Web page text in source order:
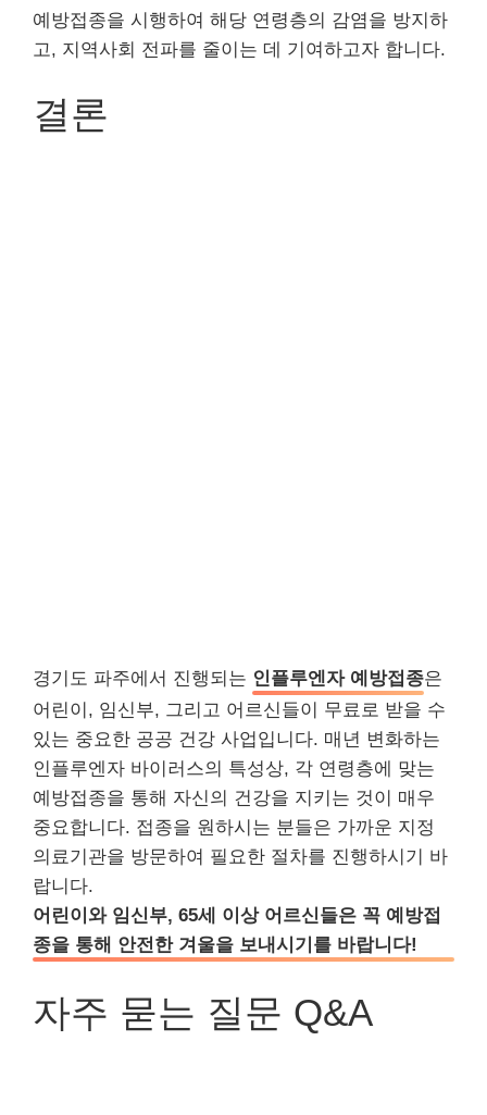
예방접종을 시행하여 해당 연령층의 감염을 방지하
고, 지역사회 전파를 줄이는 데 기여하고자 합니다.
결론
경기도 파주에서 진행되는 인플루엔자 예방접종은
어린이, 임신부, 그리고 어르신들이 무료로 받을 수
있는 중요한 공공 건강 사업입니다. 매년 변화하는
인플루엔자 바이러스의 특성상, 각 연령층에 맞는
예방접종을 통해 자신의 건강을 지키는 것이 매우
중요합니다. 접종을 원하시는 분들은 가까운 지정
의료기관을 방문하여 필요한 절차를 진행하시기 바
랍니다.
어린이와 임신부, 65세 이상 어르신들은 꼭 예방접
종을 통해 안전한 겨울을 보내시기를 바랍니다!
자주 묻는 질문 Q&A